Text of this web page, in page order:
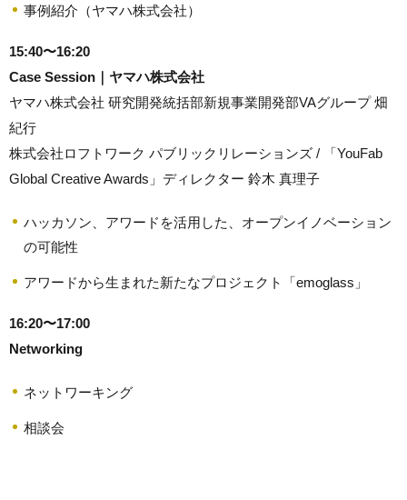
事例紹介（ヤマハ株式会社）
15:40〜16:20
Case Session｜ヤマハ株式会社
ヤマハ株式会社 研究開発統括部新規事業開発部VAグループ 畑
紀行
株式会社ロフトワーク パブリックリレーションズ / 「YouFab
Global Creative Awards」ディレクター 鈴木 真理子
ハッカソン、アワードを活用した、オープンイノベーション
の可能性
アワードから生まれた新たなプロジェクト「emoglass」
16:20〜17:00
Networking
ネットワーキング
相談会